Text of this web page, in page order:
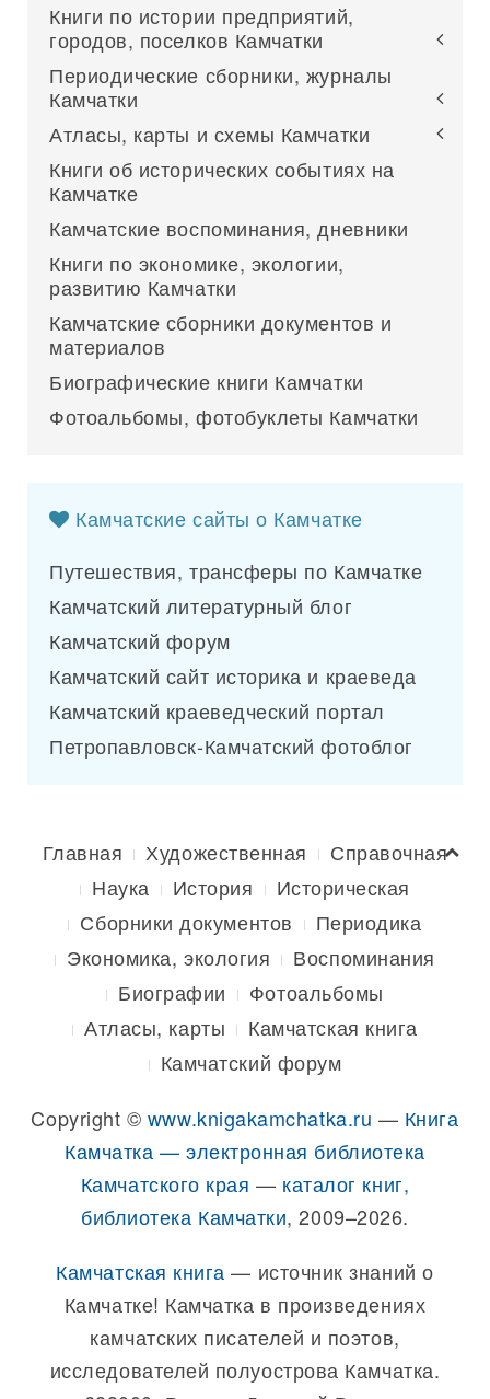
Книги по истории предприятий,
городов, поселков Камчатки
Периодические сборники, журналы
Камчатки
Атласы, карты и схемы Камчатки
Книги об исторических событиях на
Камчатке
Камчатские воспоминания, дневники
Книги по экономике, экологии,
развитию Камчатки
Камчатские сборники документов и
материалов
Биографические книги Камчатки
Фотоальбомы, фотобуклеты Камчатки
Камчатские сайты о Камчатке
Путешествия, трансферы по Камчатке
Камчатский литературный блог
Камчатский форум
Камчатский сайт историка и краеведа
Камчатский краеведческий портал
Петропавловск-Камчатский фотоблог
Главная Художественная
Справочная
Наука
История
Историческая
Сборники документов
Периодика
Экономика, экология
Воспоминания
Биографии
Фотоальбомы
Атласы, карты
Камчатская книга
Камчатский форум
Copyright © www.knigakamchatka.ru — Книга
Камчатка — электронная библиотека
Камчатского края — каталог книг,
библиотека Камчатки, 2009–2026.
Камчатская книга — источник знаний о
Камчатке! Камчатка в произведениях
камчатских писателей и поэтов,
исследователей полуострова Камчатка.